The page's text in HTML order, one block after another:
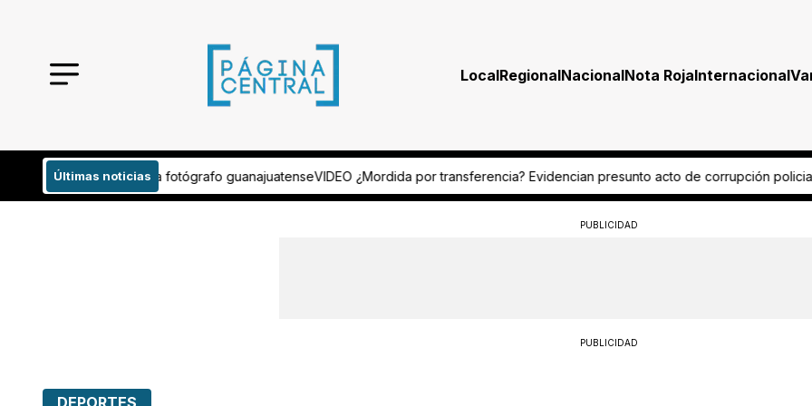
LocalRegionalNacionalNota RojaInternacional
Últimas noticias
guanajuatenseVIDEO ¿Mordida por transferencia? Evidencian presunto acto de corrupción policial¿Fue por celos? Mesera
PUBLICIDAD
PUBLICIDAD
DEPORTES